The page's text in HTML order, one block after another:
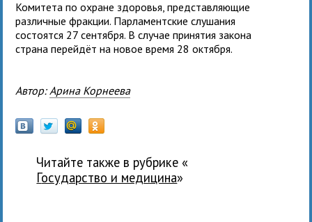
Комитета по охране здоровья, представляющие
различные фракции. Парламентские слушания
состоятся 27 сентября. В случае принятия закона
страна перейдёт на новое время 28 октября.
Автор: Арина Корнеева
Читайте также в рубрике «
государство и медицина»